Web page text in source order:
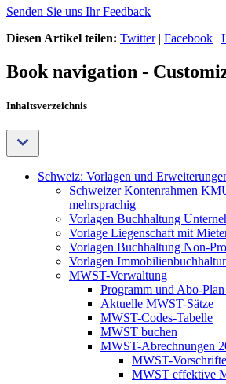
Senden Sie uns Ihr Feedback
Diesen Artikel teilen: Twitter| Facebook |
Book navigation -
Inhaltsverzeichnis
Schweiz: Vorlagen und
Schweizer Kontenrahmen
mehrsprachig
Vorlagen Buchhaltung
Vorlage Liegenschaft mit
Vorlagen Buchhaltung Non-
Vorlagen
MWST-Verwaltung
Programm und Abo-
Aktuelle MWST-Sätze
MWST-Codes-Tabelle
MWST buchen
MWST-Abrechnungen
MWST-
MWST effektive